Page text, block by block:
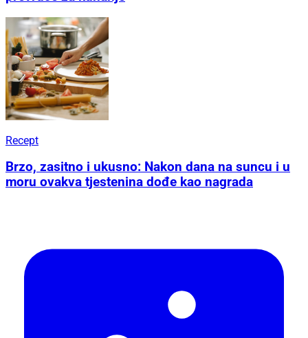
Recept
Brzo, zasitno i ukusno: Nakon dana na suncu i u
moru ovakva tjestenina dođe kao nagrada